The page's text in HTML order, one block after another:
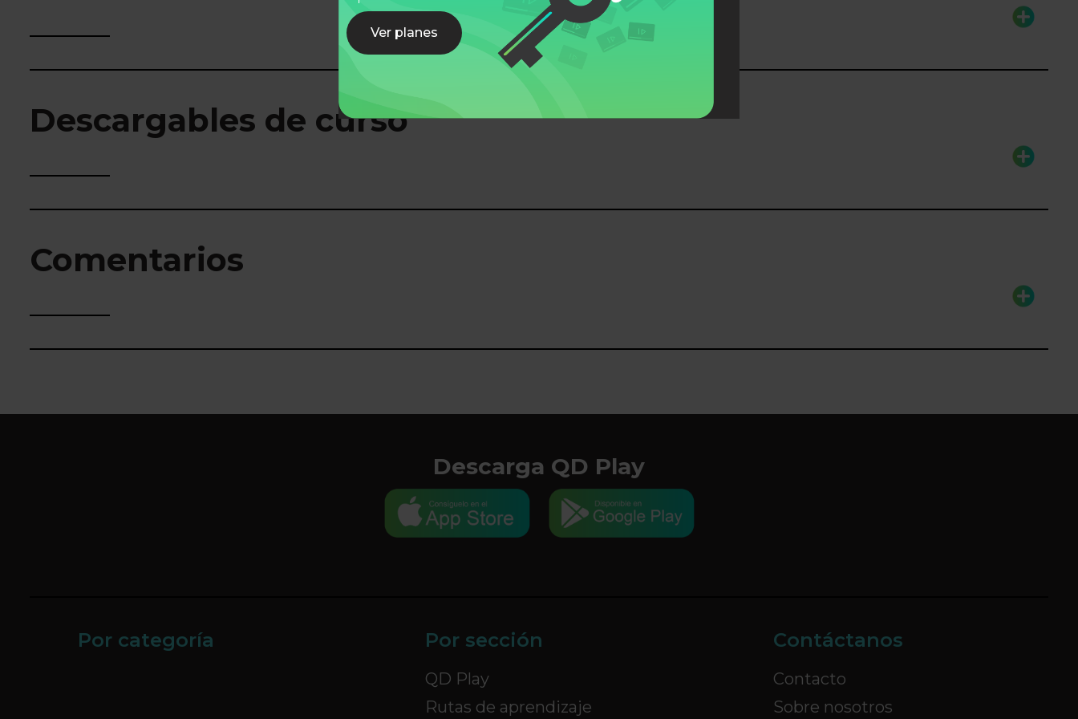
Ver planes
Descargables de curso
Comentarios
Descarga QD Play
Por categoría Por sección
QD Play
Rutas de aprendizaje
Contáctanos
Contacto
Sobre nosotros